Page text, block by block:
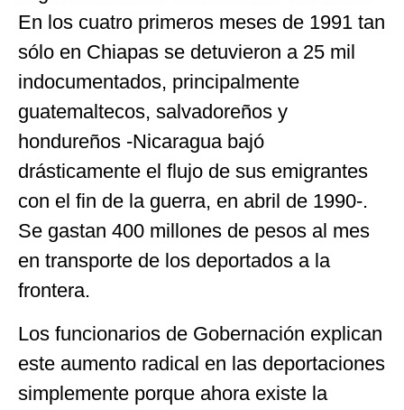
En los cuatro primeros meses de 1991 tan
sólo en Chiapas se detuvieron a 25 mil
indocumentados, principalmente
guatemaltecos, salvadoreños y
hondureños -Nicaragua bajó
drásticamente el flujo de sus emigrantes
con el fin de la guerra, en abril de 1990-.
Se gastan 400 millones de pesos al mes
en transporte de los deportados a la
frontera.
Los funcionarios de Gobernación explican
este aumento radical en las deportaciones
simplemente porque ahora existe la